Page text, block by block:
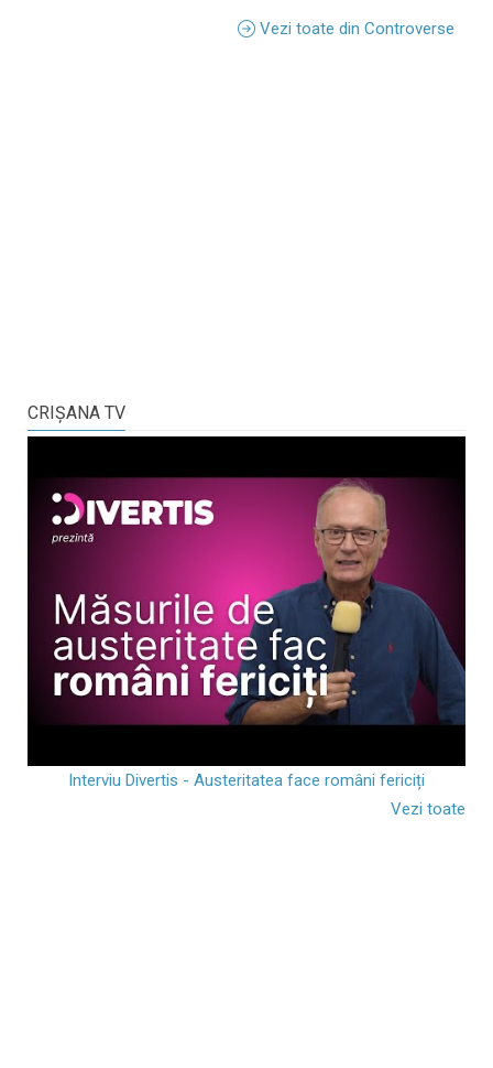
Vezi toate din Controverse
CRIŞANA TV
Interviu Divertis - Austeritatea face români fericiți
Vezi toate